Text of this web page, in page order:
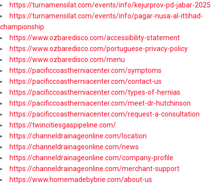
https://turnamensilat.com/events/info/kejurprov-pd-jabar-2025
https://turnamensilat.com/events/info/pagar-nusa-al-ittihad-
championship
https://www.ozbaredisco.com/accessibility-statement
https://www.ozbaredisco.com/portuguese-privacy-policy
https://www.ozbaredisco.com/menu
https://pacificcoastherniacenter.com/symptoms
https://pacificcoastherniacenter.com/contact-us
https://pacificcoastherniacenter.com/types-of-hernias
https://pacificcoastherniacenter.com/meet-dr-hutchinson
https://pacificcoastherniacenter.com/request-a-consultation
https://twincitiesgaspipeline.com/
https://channeldrainageonline.com/location
https://channeldrainageonline.com/news
https://channeldrainageonline.com/company-profile
https://channeldrainageonline.com/merchant-support
https://www.homemadebybrie.com/about-us